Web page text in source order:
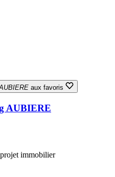
AUBIERE aux favoris
AUBIERE
immobilier